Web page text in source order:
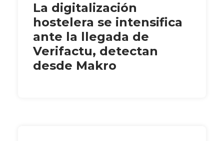
La digitalización
hostelera se intensifica
ante la llegada de
Verifactu, detectan
desde Makro